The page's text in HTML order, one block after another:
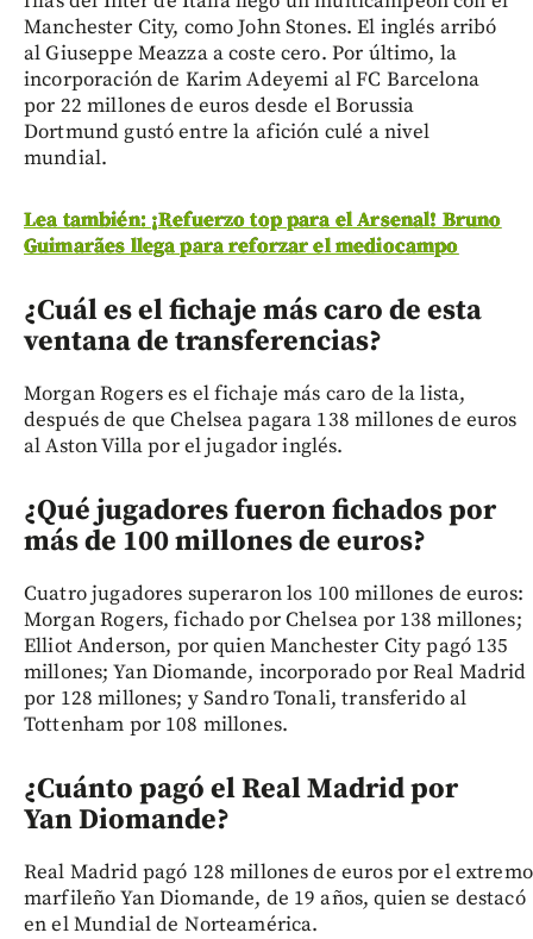
Manchester City, como John Stones. El inglés arribó
al Giuseppe Meazza a coste cero. Por último, la
incorporación de Karim Adeyemi al FC Barcelona
por 22 millones de euros desde el Borussia
Dortmund gustó entre la afición culé a nivel
mundial.
Lea también: ¡Refuerzo top para el Arsenal! Bruno
Guimarães llega para reforzar el mediocampo
¿Cuál es el fichaje más caro de esta
ventana de transferencias?
Morgan Rogers es el fichaje más caro de la lista,
después de que Chelsea pagara 138 millones de euros
al Aston Villa por el jugador inglés.
¿Qué jugadores fueron fichados por
más de 100 millones de euros?
Cuatro jugadores superaron los 100 millones de euros:
Morgan Rogers, fichado por Chelsea por 138 millones;
Elliot Anderson, por quien Manchester City pagó 135
millones; Yan Diomande, incorporado por Real Madrid
por 128 millones; y Sandro Tonali, transferido al
Tottenham por 108 millones.
¿Cuánto pagó el Real Madrid por
Yan Diomande?
Real Madrid pagó 128 millones de euros por el extremo
marfileño Yan Diomande, de 19 años, quien se destacó
en el Mundial de Norteamérica.